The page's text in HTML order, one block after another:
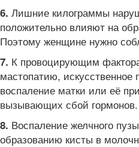
6. Лишние килограммы
положительно влияют на
Поэтому женщине нужно
7. К провоцирующим
мастопатию,
воспаление матки или её
вызывающих сбой гормонов.
8. Воспаление желчного
образованию кисты в